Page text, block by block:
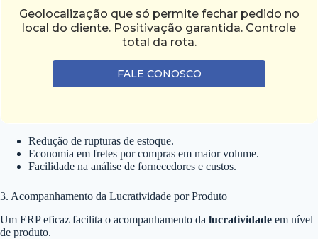
Geolocalização que só permite fechar pedido no
local do cliente. Positivação garantida. Controle
total da rota.
FALE CONOSCO
Redução de rupturas de estoque.
Economia em fretes por compras em maior volume.
Facilidade na análise de fornecedores e custos.
3. Acompanhamento da Lucratividade por Produto
Um ERP eficaz facilita o acompanhamento da lucratividade em nível
de produto.